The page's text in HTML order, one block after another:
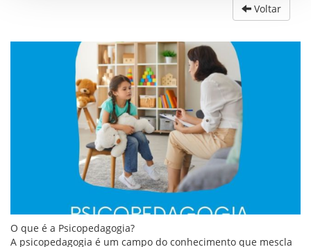
Voltar
O que é a Psicopedagogia?
A psicopedagogia é um campo do conhecimento que mescla